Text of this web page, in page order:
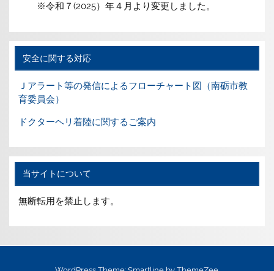
※令和７(2025）年４月より変更しました。
安全に関する対応
Ｊアラート等の発信によるフローチャート図（南砺市教
育委員会）
ドクターヘリ着陸に関するご案内
当サイトについて
無断転用を禁止します。